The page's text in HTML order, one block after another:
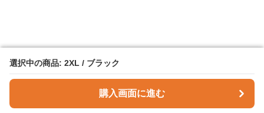
選択中の商品: 2XL / ブラック
購入画面に進む
選択中の商品: 2XL / ブラック
購入画面に進む